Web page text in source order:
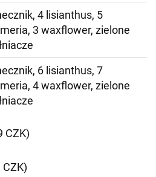
4 lisianthus, 5
3 waxflower, zielone
6 lisianthus, 7
4 waxflower, zielone
CZK)